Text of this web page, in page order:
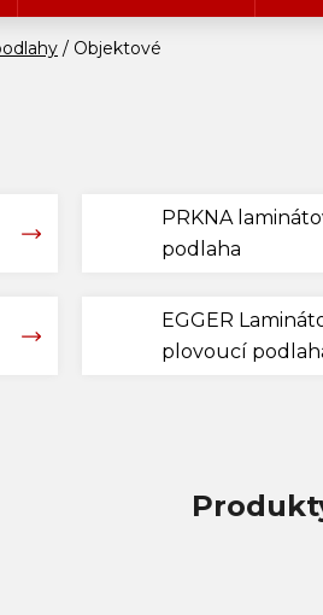
Objektové
PRKNA
podlaha
EGGER
plovoucí